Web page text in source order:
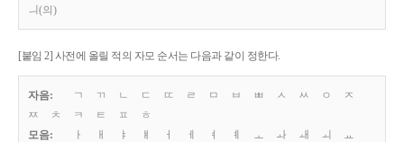
ㅢ(의)
[붙임 2] 사전에 올릴 적의 자모 순서는 다음과 같이 정한다.
자음: ㄱ ㄲ ㄴ ㄷ ㄸ ㄹ ㅁ ㅂ ㅃ ㅅ ㅆ ㅇ
ㅈ
ㅉ
ㅊ ㅋ ㅌ ㅍ
ㅎ
모음:
ㅏ ㅐ ㅑ ㅒ ㅓ ㅔ ㅕ ㅖ ㅗ ㅘ ㅙ ㅚ
ㅛ